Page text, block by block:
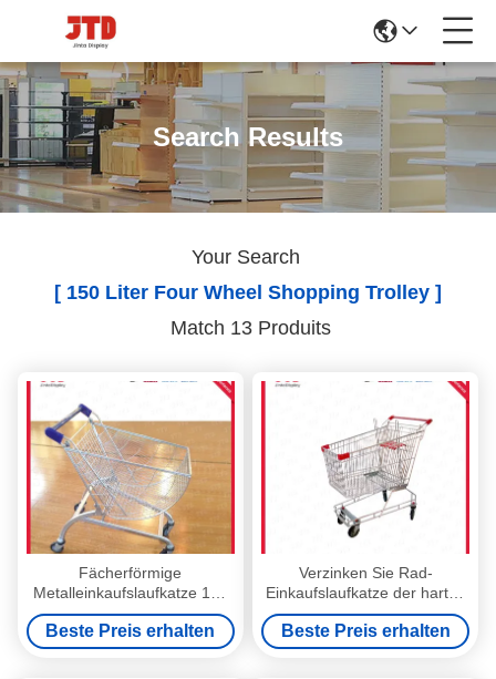
Search Results
Your Search
[ 150 Liter Four Wheel Shopping Trolley ]
Match 13 Produits
Fächerförmige
Metalleinkaufslaufkatze 150
Liter vierradangetrieben
Beste Preis erhalten
Verzinken Sie Rad-
Einkaufslaufkatze der harten
Beanspruchung 4
Beste Preis erhalten